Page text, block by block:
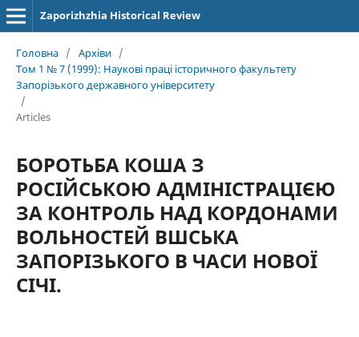
Zaporizhzhia Historical Review
Головна / Архіви /
Том 1 № 7 (1999): Наукові праці історичного факультету
Запорізького державного університету
/
Articles
БОРОТЬБА КОША З
РОСІЙСЬКОЮ АДМІНІСТРАЦІЄЮ
ЗА КОНТРОЛЬ НАД КОРДОНАМИ
ВОЛЬНОСТЕЙ ВШСЬКА
ЗАПОРІЗЬКОГО В ЧАСИ НОВОЇ
СІЧІ.